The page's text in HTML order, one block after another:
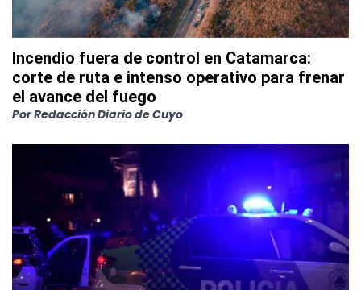
Incendio fuera de control en Catamarca:
corte de ruta e intenso operativo para frenar
el avance del fuego
PorRedacción Diario de Cuyo